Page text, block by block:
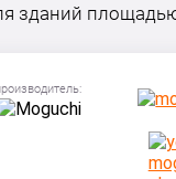
зданий